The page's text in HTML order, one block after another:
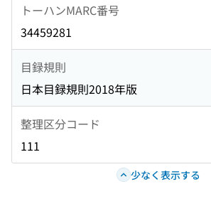
トーハンMARC番号
34459281
目録規則
日本目録規則2018年版
整理区分コード
111
少なく表示する